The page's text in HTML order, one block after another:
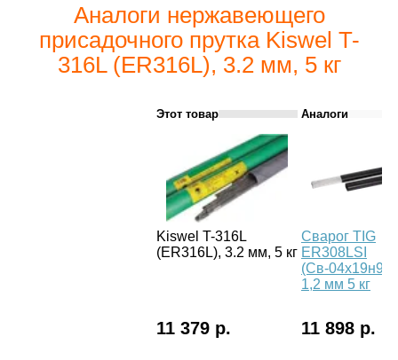
Аналоги нержавеющего
присадочного прутка Kiswel T-
316L (ER316L), 3.2 мм, 5 кг
Этот товар Аналоги
Kiswel T-316L
(ER316L), 3.2 мм, 5 кг
Сварог TIG
ER308LSI
(Св-04х19н9),
1,2 мм 5 кг
11 379 р. 11 898 р.